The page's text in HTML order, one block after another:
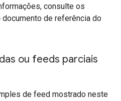
consulte os
documento de referência do
ou feeds parciais
de feed mostrado neste